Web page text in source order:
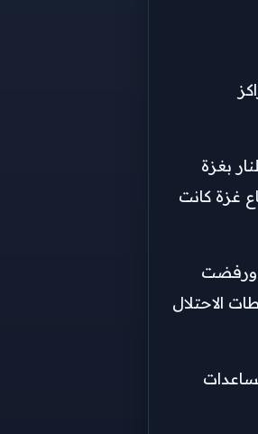
إطلاق النار بغزة
بمناطق متفرقة بقطاع غزة كانت
ورفضت
لغزة في مايو 2025 وفق آلية نفذتها سلطات الاحتلال
المساعدات